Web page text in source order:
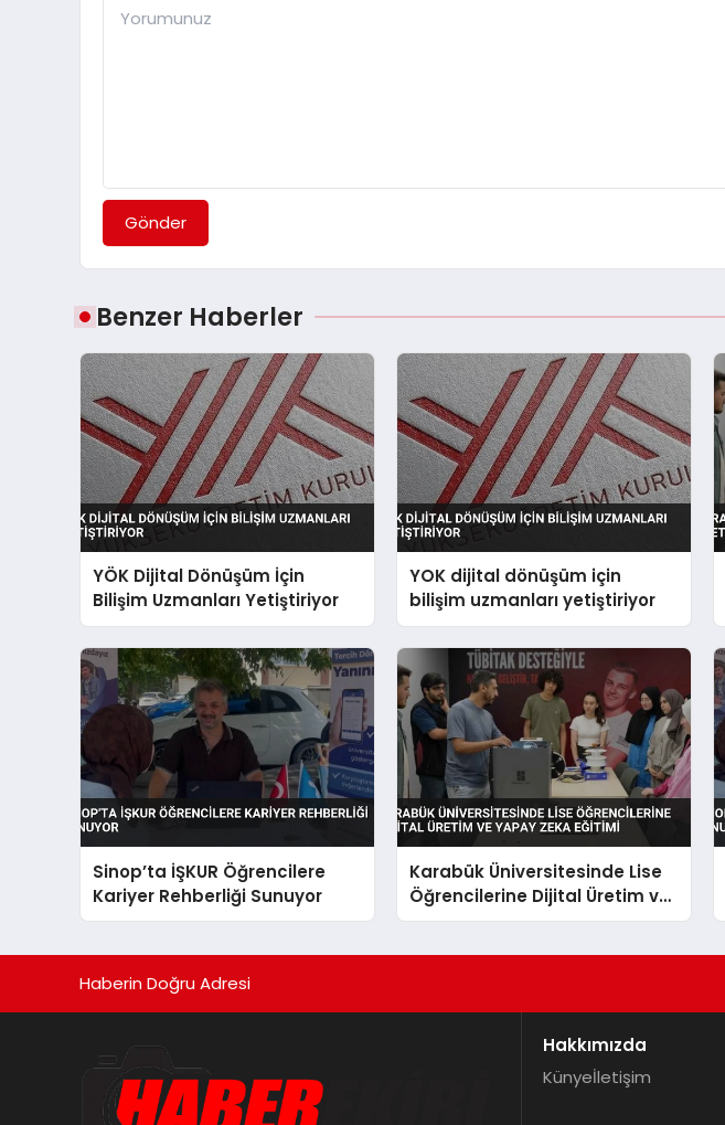
Gönder
Benzer Haberler
YÖK Dijital Dönüşüm İçin
Bilişim Uzmanları Yetiştiriyor
YOK dijital dönüşüm için
bilişim uzmanları yetiştiriyor
Sinop’ta İŞKUR Öğrencilere
Kariyer Rehberliği Sunuyor
Karabük Üniversitesinde Lise
Öğrencilerine Dijital Üretim ve
Yapay Zeka Eğitimi
Haberin Doğru Adresi
Hakkımızda
Künyeİletişim